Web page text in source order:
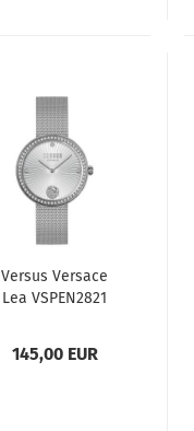
Versus Versace
Lea VSPEN2821
145,00 EUR